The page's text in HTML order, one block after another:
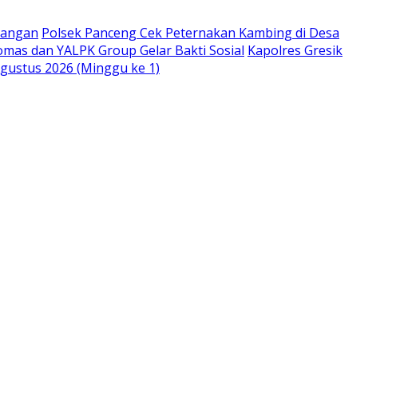
Polsek Panceng Cek Peternakan Kambing di Desa
dan YALPK Group Gelar Bakti Sosial Kapolres Gresik
2026 (Minggu ke 1)